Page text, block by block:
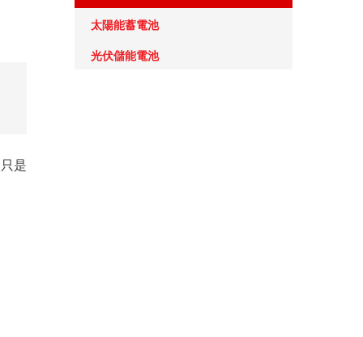
是
太陽能蓄電池
光伏儲能電池